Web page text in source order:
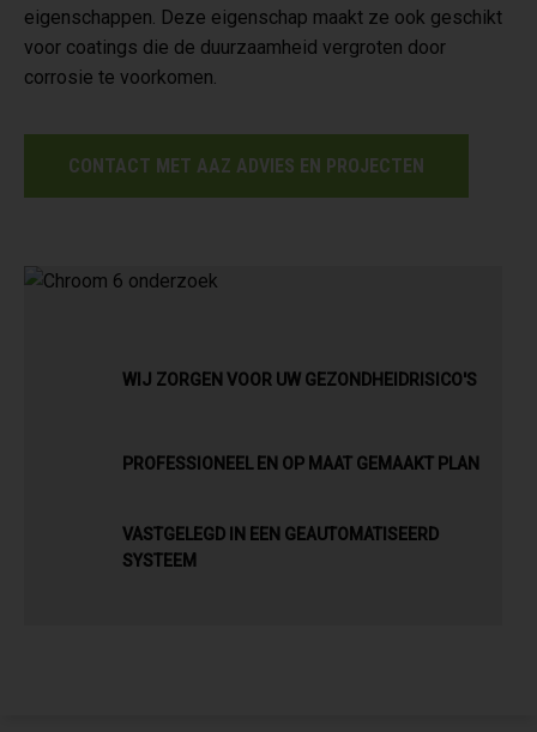
eigenschappen. Deze eigenschap maakt ze ook geschikt
voor coatings die de duurzaamheid vergroten door
corrosie te voorkomen.
CONTACT MET AAZ ADVIES EN PROJECTEN
WIJ ZORGEN VOOR UW GEZONDHEIDRISICO'S
PROFESSIONEEL EN OP MAAT GEMAAKT PLAN
VASTGELEGD IN EEN GEAUTOMATISEERD
SYSTEEM